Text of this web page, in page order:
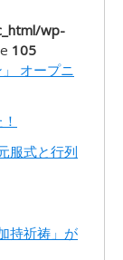
wp-
105
オープニ
服式と行列
持祈祷」が